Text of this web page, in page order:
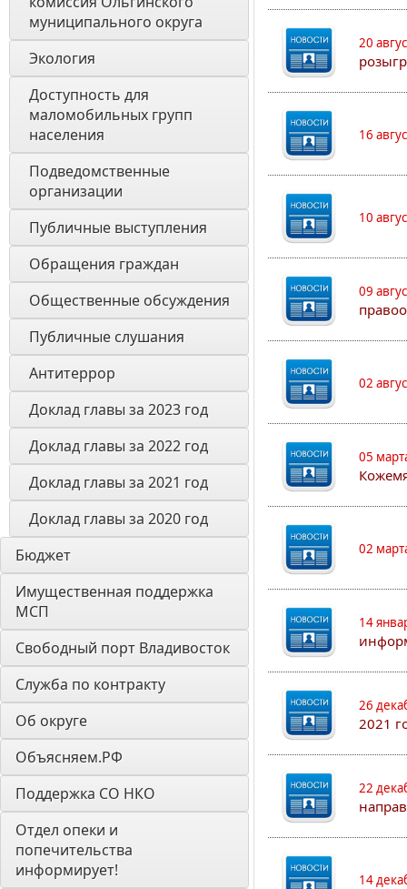
муниципального округа
Экология
Доступность для
маломобильных групп
населения
Подведомственные
организации
Публичные выступления
Обращения граждан
Общественные обсуждения
Публичные слушания
Антитеррор
Доклад главы за 2023 год
Доклад главы за 2022 год
Доклад главы за 2021 год
Доклад главы за 2020 год
Бюджет
Имущественная поддержка
МСП
Свободный порт Владивосток
Служба по контракту
Об округе
Объясняем.РФ
Поддержка СО НКО
Отдел опеки и
попечительства
информирует!
20
16
10
09
02
05
02
14
26
2021
22
14